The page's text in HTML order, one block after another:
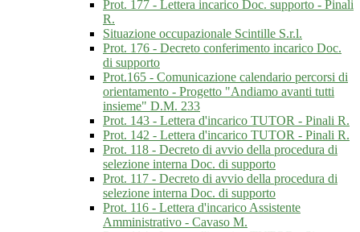
Prot. 177 - Lettera incarico Doc. supporto - Pinali
R.
Situazione occupazionale Scintille S.r.l.
Prot. 176 - Decreto conferimento incarico Doc.
di supporto
Prot.165 - Comunicazione calendario percorsi di
orientamento - Progetto "Andiamo avanti tutti
insieme" D.M. 233
Prot. 143 - Lettera d'incarico TUTOR - Pinali R.
Prot. 142 - Lettera d'incarico TUTOR - Pinali R.
Prot. 118 - Decreto di avvio della procedura di
selezione interna Doc. di supporto
Prot. 117 - Decreto di avvio della procedura di
selezione interna Doc. di supporto
Prot. 116 - Lettera d'incarico Assistente
Amministrativo - Cavaso M.